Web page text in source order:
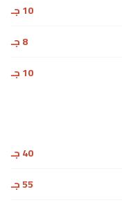
10 جـ
8 جـ
10 جـ
40 جـ
55 جـ